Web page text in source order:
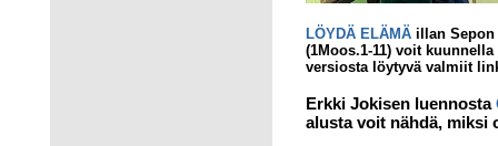
LÖYDÄ ELÄMÄ illan Sepon
(1Moos.1-11) voit kuunnella
versiosta löytyvä valmiit
Erkki Jokisen luennosta
alusta voit nähdä, miksi